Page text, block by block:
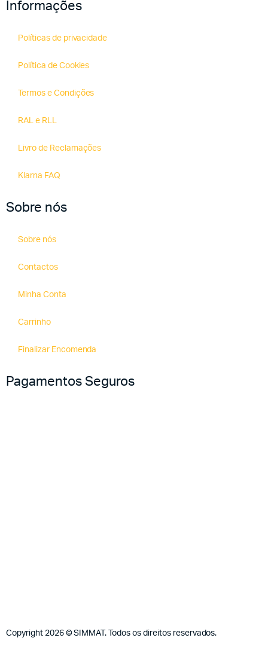
Informações
Políticas de privacidade
Política de Cookies
Termos e Condições
RAL e RLL
Livro de Reclamações
Klarna FAQ
Sobre nós
Sobre nós
Contactos
Minha Conta
Carrinho
Finalizar Encomenda
Pagamentos Seguros
Copyright 2026 © SIMMAT. Todos os direitos reservados.